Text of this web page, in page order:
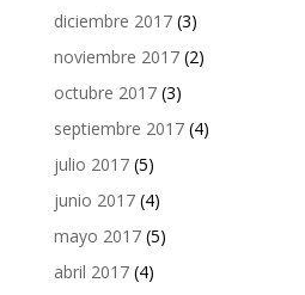
diciembre 2017(3)
noviembre 2017(2)
octubre 2017(3)
septiembre 2017(4)
julio 2017(5)
junio 2017(4)
mayo 2017(5)
abril 2017(4)